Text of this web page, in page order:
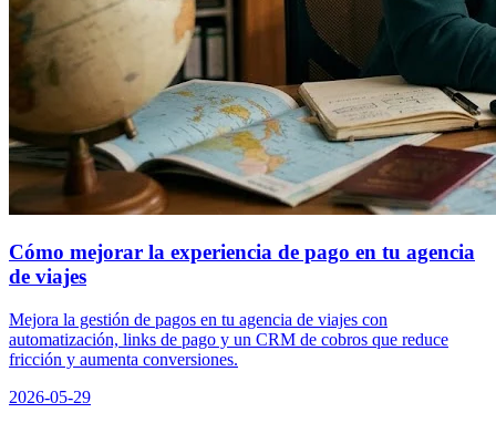
Cómo mejorar la experiencia de pago en tu agencia
de viajes
Mejora la gestión de pagos en tu agencia de viajes con
automatización, links de pago y un CRM de cobros que reduce
fricción y aumenta conversiones.
2026-05-29